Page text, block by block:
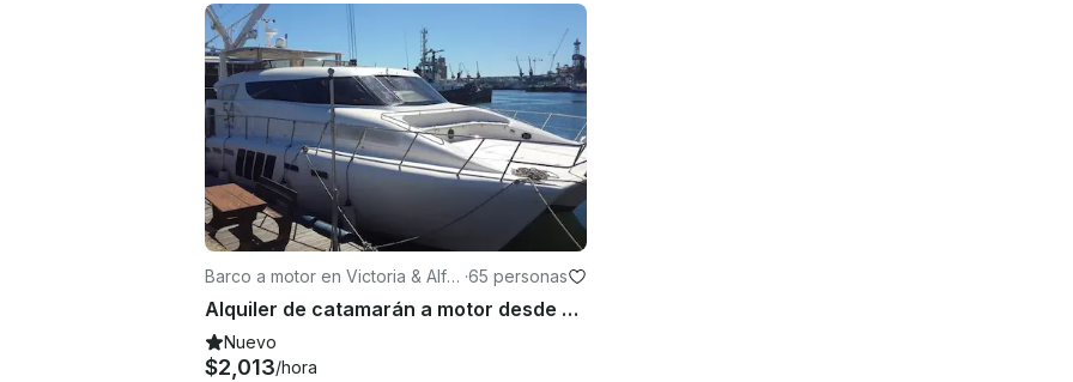
Barco a motor en Victoria & Alfre
d Waterfront
·65 personas
Alquiler de catamarán a motor desde Sudáfrica
Nuevo
$2,013/hora